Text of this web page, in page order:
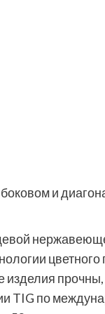
и
изделия
TIG по